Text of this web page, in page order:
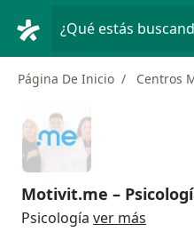
¿Qué estás
Página De Inicio Centros
Motivit.me –
Psicología ver más